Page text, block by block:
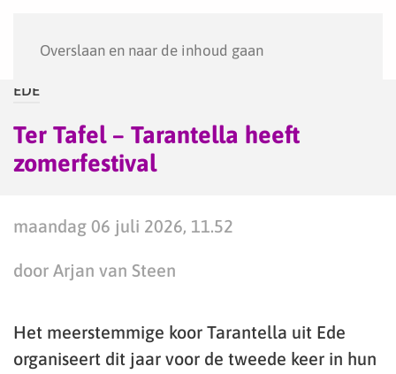
Overslaan en naar de inhoud gaan
EDE
Ter Tafel – Tarantella heeft
zomerfestival
maandag 06 juli 2026, 11.52
door Arjan van Steen
Het meerstemmige koor Tarantella uit Ede
organiseert dit jaar voor de tweede keer in hun